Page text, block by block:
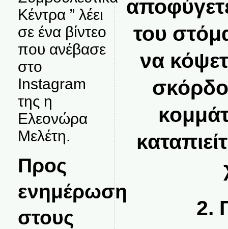
Κέντρα ” λέει
σε ένα βίντεο
που ανέβασε
στο
Instagram
της η
Ελεονώρα
Μελέτη.
Προς
ενημέρωση
στους
του
να
2.